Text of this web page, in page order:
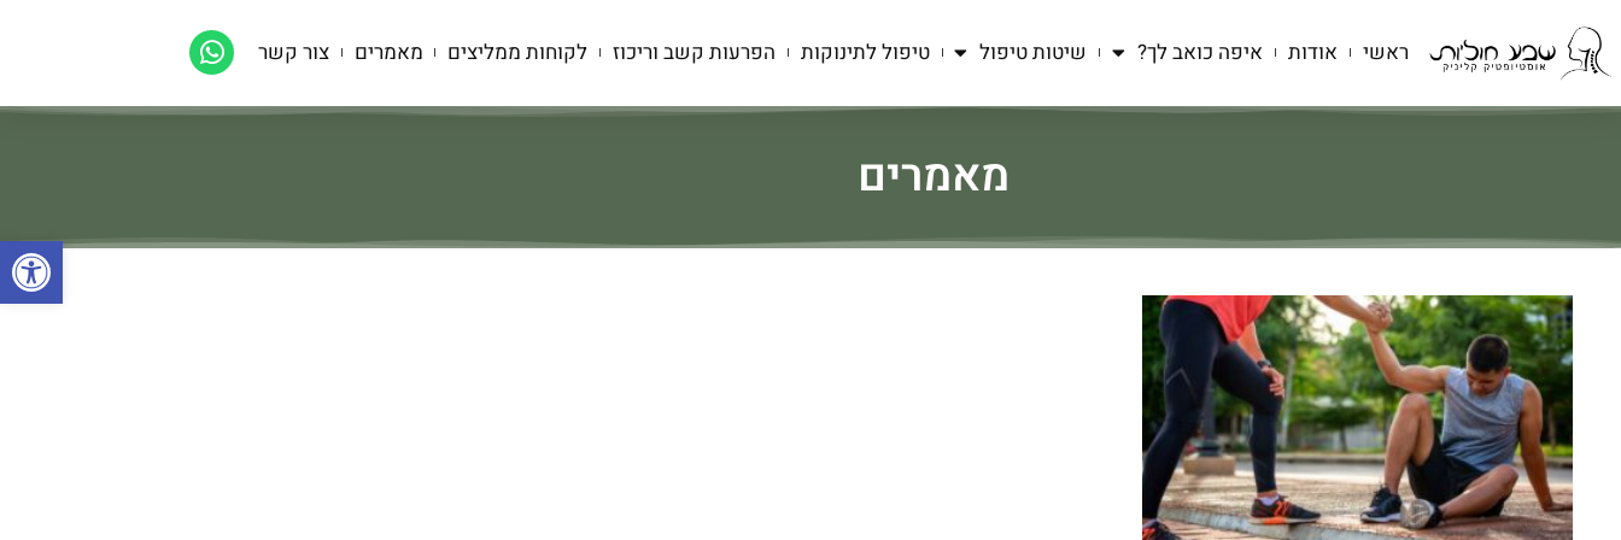
פתח
ראשי אודות איפה כואב לך? שיטות טיפול טיפול לתינוקות הפרעות קשב וריכוז לקוחות ממליצים מאמרים צור קשר
מאמרים